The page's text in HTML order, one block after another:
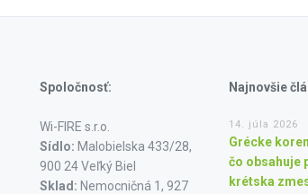
Spoločnosť:
Wi-FIRE s.r.o.
Sídlo: Malobielska 433/28,
900 24 Veľký Biel
Sklad: Nemocničná 1, 927
Najnovšie
14. júla 2026
Grécke
čo obsahuje
krétska